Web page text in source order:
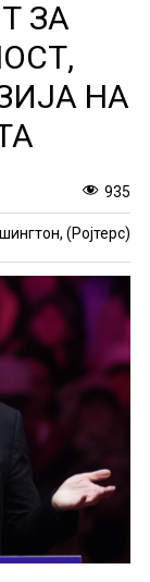
ЗА
НА
935
(Ројтерс)